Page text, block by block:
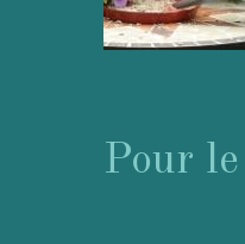
Pour